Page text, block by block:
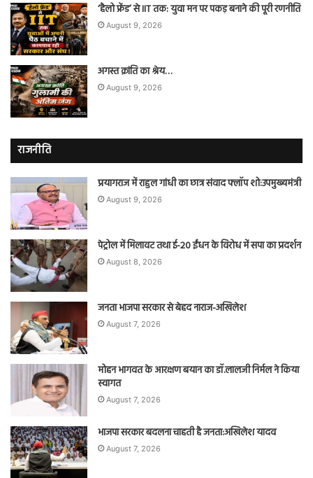
‘हैलो फ्रेंड’ से IIT तक: युवा मन पर पकड़ बनाने की पूरी रणनीति
August 9, 2026
अगस्त क्रांति का श्रेय…
August 9, 2026
राजनीति
प्रयागराज में राहुल गांधी का छात्र संवाद फ्लॉप शो:उपमुख्यमंत्री
August 9, 2026
पेट्रोल में मिलावट तथा ई-20 ईंधन के विरोध में सपा का प्रदर्शन
August 8, 2026
जनता भाजपा सरकार से बेहद नाराज-अखिलेश
August 7, 2026
मोहन भागवत के आरक्षण बयान का डॉ.लालजी निर्मल ने किया
स्वागत
August 7, 2026
भाजपा सरकार बदलना चाहती है जनता:अखिलेश यादव
August 7, 2026